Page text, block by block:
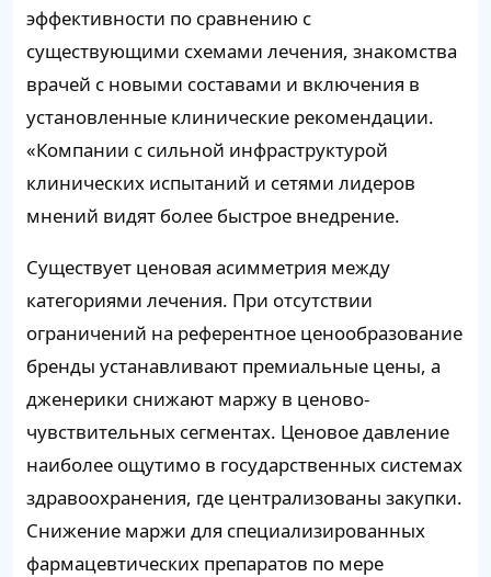
эффективности по сравнению с
существующими схемами лечения, знакомства
врачей с новыми составами и включения в
установленные клинические рекомендации.
«Компании с сильной инфраструктурой
клинических испытаний и сетями лидеров
мнений видят более быстрое внедрение.
Существует ценовая асимметрия между
категориями лечения. При отсутствии
ограничений на референтное ценообразование
бренды устанавливают премиальные цены, а
дженерики снижают маржу в ценово-
чувствительных сегментах. Ценовое давление
наиболее ощутимо в государственных системах
здравоохранения, где централизованы закупки.
Снижение маржи для специализированных
фармацевтических препаратов по мере